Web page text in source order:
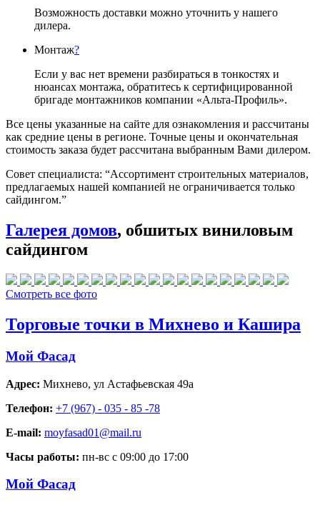
Возможность доставки можно уточнить у нашего
дилера.
Монтаж?
Если у вас нет времени разбираться в тонкостях и
нюансах монтажа, обратитесь к сертифицированной
бригаде монтажников компании «Альта-Профиль».
Все цены указанные на сайте для ознакомления и рассчитаны
как средние цены в регионе. Точные цены и окончательная
стоимость заказа будет рассчитана выбранным Вами дилером.
Совет специалиста: “Ассортимент строительных материалов,
предлагаемых нашей компанией не ограничивается только
сайдингом.”
Галерея домов, обшитых виниловым
сайдингом
Смотреть все фото
Торговые точки в Михнево и Кашира
Мой Фасад
Адрес: Михнево, ул Астафьевская 49а
Телефон: +7 (967) - 035 - 85 -78
E-mail: moyfasad01@mail.ru
Часы работы: пн-вс с 09:00 до 17:00
Мой Фасад